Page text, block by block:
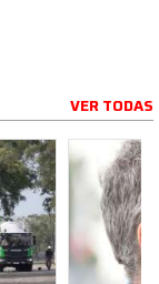
VER TODAS